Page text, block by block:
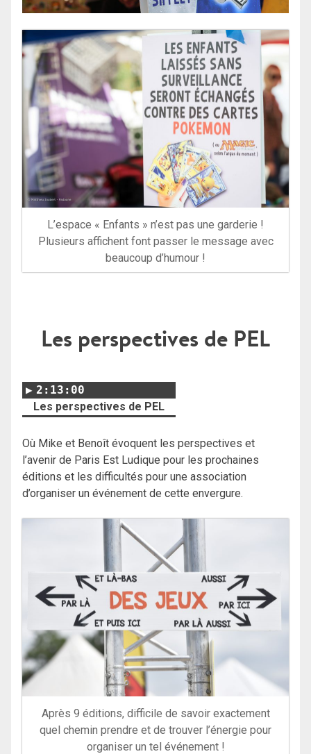
L’espace « Enfants » n’est pas une garderie !
Plusieurs affichent font passer le message avec
beaucoup d’humour !
Les perspectives de PEL
2:13:00
Les perspectives de PEL
Où Mike et Benoît évoquent les perspectives et
l’avenir de Paris Est Ludique pour les prochaines
éditions et les difficultés pour une association
d’organiser un événement de cette envergure.
Après 9 éditions, difficile de savoir exactement
quel chemin prendre et de trouver l’énergie pour
organiser un tel événement !